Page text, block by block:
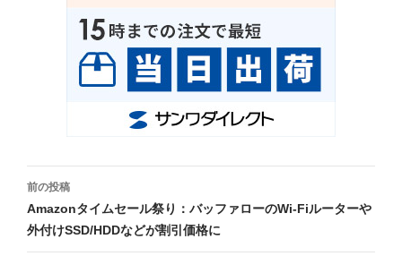
投
稿
ナ
前の投稿
Amazonタイムセール祭り：バッファローのWi-Fiルーターや
外付けSSD/HDDなどが割引価格に